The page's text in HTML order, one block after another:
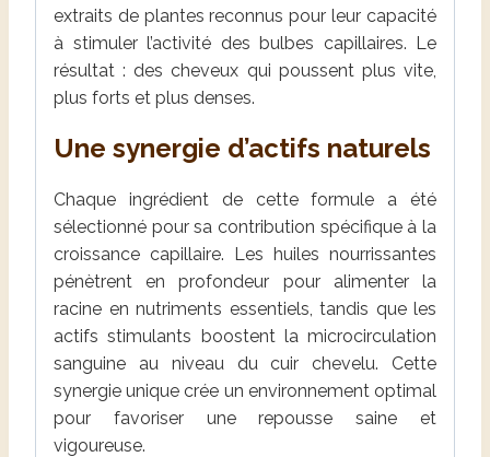
extraits de plantes reconnus pour leur capacité
à stimuler l’activité des bulbes capillaires. Le
résultat : des cheveux qui poussent plus vite,
plus forts et plus denses.
Une synergie d’actifs naturels
Chaque ingrédient de cette formule a été
sélectionné pour sa contribution spécifique à la
croissance capillaire. Les huiles nourrissantes
pénètrent en profondeur pour alimenter la
racine en nutriments essentiels, tandis que les
actifs stimulants boostent la microcirculation
sanguine au niveau du cuir chevelu. Cette
synergie unique crée un environnement optimal
pour favoriser une repousse saine et
vigoureuse.